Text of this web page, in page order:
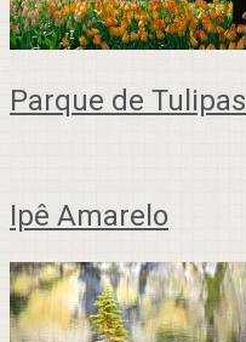
Parque de Tulipas
Ipê Amarelo